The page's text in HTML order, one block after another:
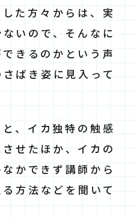
た方々からは、実
いので、そんなに
きるのかという声
ばき姿に見入って
、イカ独特の触感
せたほか、イカの
かできず講師から
方法などを聞いて